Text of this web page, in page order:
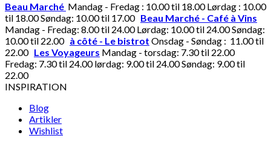
Beau Marché Mandag - Fredag : 10.00 til 18.00 Lørdag : 10.00
til 18.00 Søndag: 10.00 til 17.00 Beau Marché - Café à Vins
Mandag - Fredag: 8.00 til 24.00 Lørdag: 10.00 til 24.00 Søndag:
10.00 til 22.00 à côté - Le bistrot Onsdag - Søndag : 11.00 til
22.00 Les Voyageurs Mandag - torsdag: 7.30 til 22.00
Fredag: 7.30 til 24.00 lørdag: 9.00 til 24.00 Søndag: 9.00 til
22.00
INSPIRATION
Blog
Artikler
Wishlist